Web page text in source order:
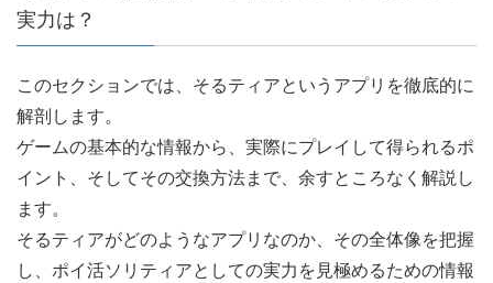
実力は？
このセクションでは、そるティアというアプリを徹底的に
解剖します。
ゲームの基本的な情報から、実際にプレイして得られるポ
イント、そしてその交換方法まで、余すところなく解説し
ます。
そるティアがどのようなアプリなのか、その全体像を把握
し、ポイ活ソリティアとしての実力を見極めるための情報